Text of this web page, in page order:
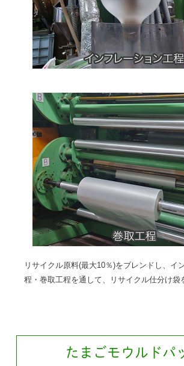
リサイクル原料(最大10％)をブレンドし、イ
程・巻取工程を通して、リサイクル仕分け袋
たまごモウルドパ